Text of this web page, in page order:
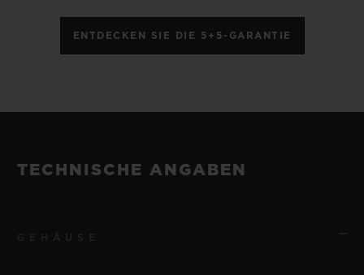
ENTDECKEN SIE DIE 5+5-GARANTIE
TECHNISCHE ANGABEN